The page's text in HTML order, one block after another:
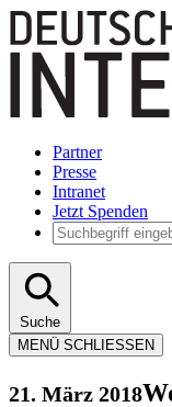
Partner
Presse
Intranet
Jetzt Spenden
Suche
MENÜ SCHLIESSEN
21. März 2018